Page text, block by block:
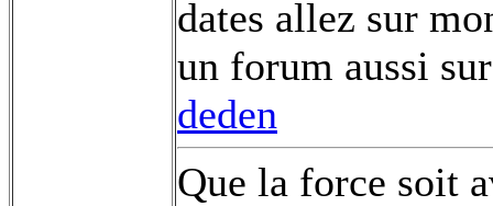
dates allez sur
un forum aussi
deden
Que la force soit